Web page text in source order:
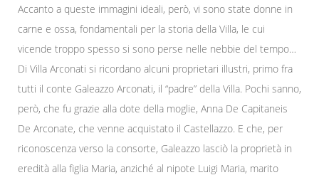
Accanto a queste immagini ideali, però, vi sono state donne in
carne e ossa, fondamentali per la storia della Villa, le cui
vicende troppo spesso si sono perse nelle nebbie del tempo…
Di Villa Arconati si ricordano alcuni proprietari illustri, primo fra
tutti il conte Galeazzo Arconati, il “padre” della Villa. Pochi sanno,
però, che fu grazie alla dote della moglie, Anna De Capitaneis
De Arconate, che venne acquistato il Castellazzo. E che, per
riconoscenza verso la consorte, Galeazzo lasciò la proprietà in
eredità alla figlia Maria, anziché al nipote Luigi Maria, marito